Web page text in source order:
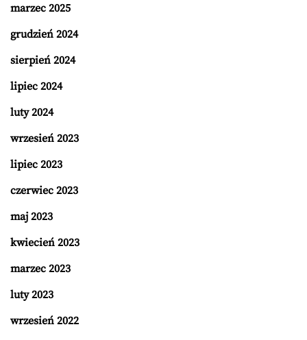
marzec 2025
grudzień 2024
sierpień 2024
lipiec 2024
luty 2024
wrzesień 2023
lipiec 2023
czerwiec 2023
maj 2023
kwiecień 2023
marzec 2023
luty 2023
wrzesień 2022